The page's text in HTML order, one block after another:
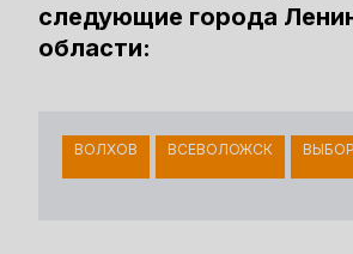
следующие города
области:
ВОЛХОВ ВСЕВОЛОЖСК